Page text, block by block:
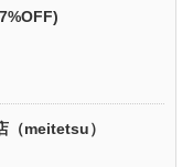
（meitetsu）